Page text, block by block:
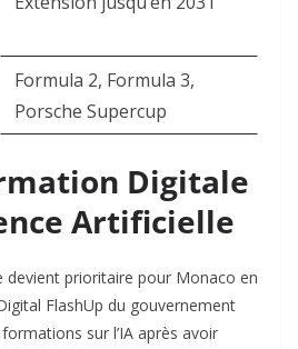
Formula 2, Formula 3,
Porsche Supercup ​
Digitale
Artificielle
devient prioritaire pour Monaco en
FlashUp du gouvernement
sur l’IA après avoir